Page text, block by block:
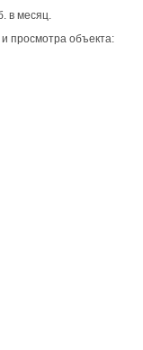
в месяц.
просмотра объекта: